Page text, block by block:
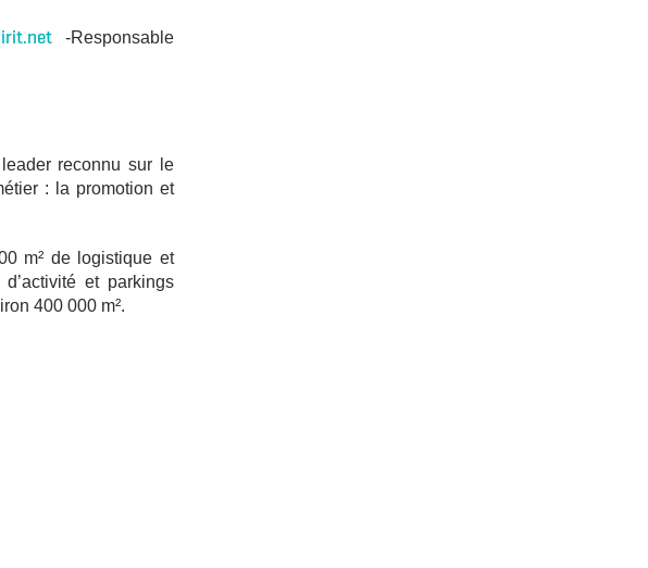
-Responsable
reconnu sur le
: la promotion et
m² de logistique et
et parkings
400 000 m².